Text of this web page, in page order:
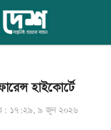
হাইকোর্টে
১৭:২৯, ৯ জুন ২০২৬